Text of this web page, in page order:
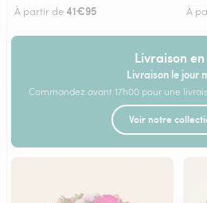
À partir de41€95 À
Livraison
Livraison le jour
Commandez avant 17h00 pour une
Voir notre